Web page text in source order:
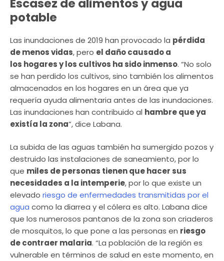
Escasez de alimentos y agua
potable
Las inundaciones de 2019 han provocado la pérdida
de menos vidas, pero el daño causado a
los hogares y los cultivos ha sido inmenso. “No solo
se han perdido los cultivos, sino también los alimentos
almacenados en los hogares en un área que ya
requería ayuda alimentaria antes de las inundaciones.
Las inundaciones han contribuido al hambre que ya
existía la zona”, dice Labana.
La subida de las aguas también ha sumergido pozos y
destruido las instalaciones de saneamiento, por lo
que miles de personas tienen que hacer sus
necesidades a la intemperie, por lo que existe un
elevado riesgo de enfermedades transmitidas por el
agua como la diarrea y el cólera es alto. Labana dice
que los numerosos pantanos de la zona son criaderos
de mosquitos, lo que pone a las personas en riesgo
de contraer malaria. “La población de la región es
vulnerable en términos de salud en este momento, en